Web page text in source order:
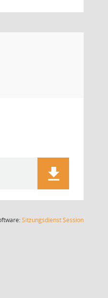
SitzungsdienstSession(Wird in